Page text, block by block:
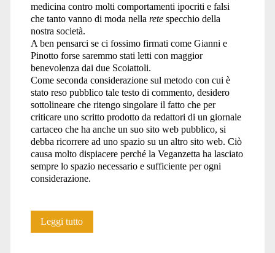
medicina contro molti comportamenti ipocriti e falsi
che tanto vanno di moda nella retespecchio della
nostra società.
A ben pensarci se ci fossimo firmati come Gianni e
Pinotto forse saremmo stati letti con maggior
benevolenza dai due Scoiattoli.
Come seconda considerazione sul metodo con cui è
stato reso pubblico tale testo di commento, desidero
sottolineare che ritengo singolare il fatto che per
criticare uno scritto prodotto da redattori di un giornale
cartaceo che ha anche un suo sito web pubblico, si
debba ricorrere ad uno spazio su un altro sito web. Ciò
causa molto dispiacere perché la Veganzetta ha lasciato
sempre lo spazio necessario e sufficiente per ogni
considerazione.
Leggi tuttoIn